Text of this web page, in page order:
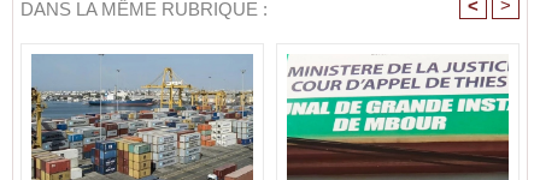
DANS LA MÊME RUBRIQUE : < >